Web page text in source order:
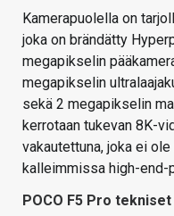
Kamerapuolella on
joka on brändätty
megapikselin
megapikselin
sekä 2 megapikselin
kerrotaan tukevan 8K-
vakautettuna, joka ei
kalleimmissa high-end-
POCO F5 Pro